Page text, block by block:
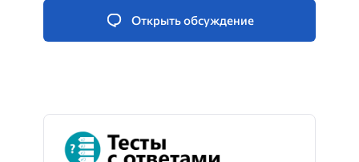
Открыть обсуждение